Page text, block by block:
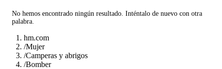
No hemos encontrado ningún resultado. Inténtalo de nuevo con otra
palabra.
hm.com
/Mujer
/Camperas y abrigos
/Bomber